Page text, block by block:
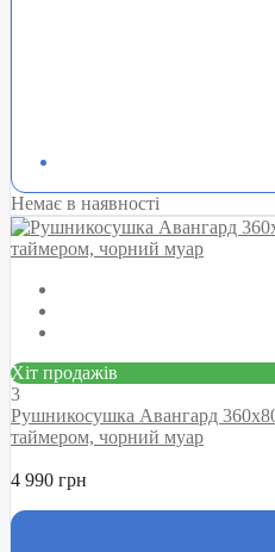
Немає в наявності
Хіт продажів
3
Рушникосушка Авангард
таймером, чорний муар
4 990 грн